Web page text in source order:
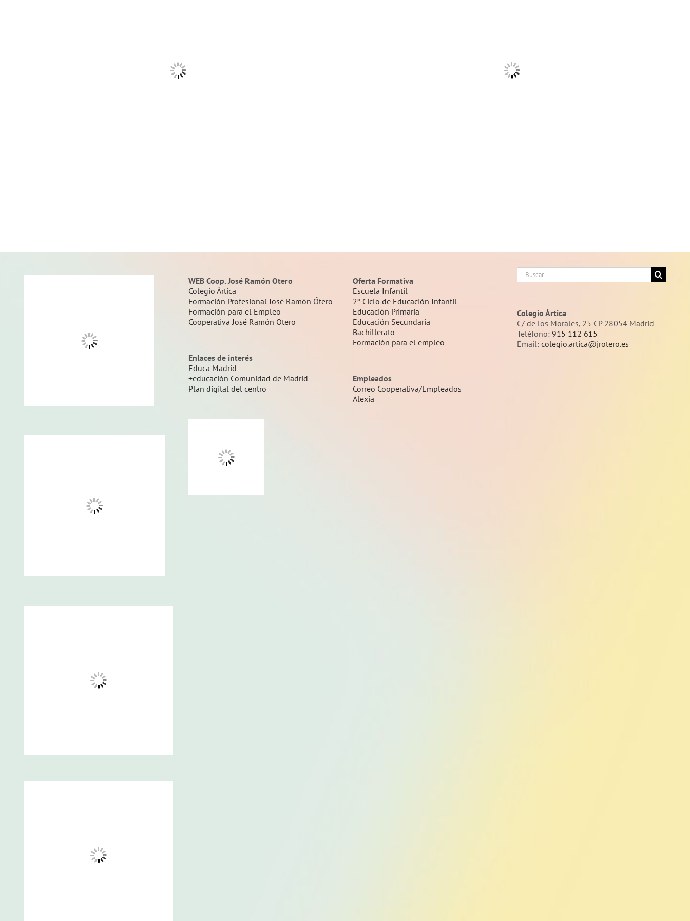
WEB Coop. José Ramón Otero
Colegio Ártica
Formación Profesional José Ramón Ótero
Formación para el Empleo
Cooperativa José Ramón Otero
Enlaces de interés
Educa Madrid
+educación Comunidad de Madrid
Plan digital del centro
Oferta Formativa
Escuela Infantil
2º Ciclo de Educación Infantil
Educación Primaria
Educación Secundaria
Bachillerato
Formación para el empleo
Empleados
Correo Cooperativa/Empleados
Alexia
Buscar:
Colegio Ártica
C/ de los Morales, 25 CP 28054 Madrid
Teléfono: 915 112 615
Email: colegio.artica@jrotero.es